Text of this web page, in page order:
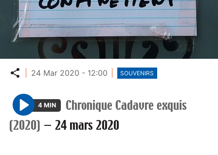
Partager
24 Mar 2020 - 12:00 SOUVENIRS
P
l
4 MIN
Chronique Cadavre exquis
(2020) —24 mars 2020